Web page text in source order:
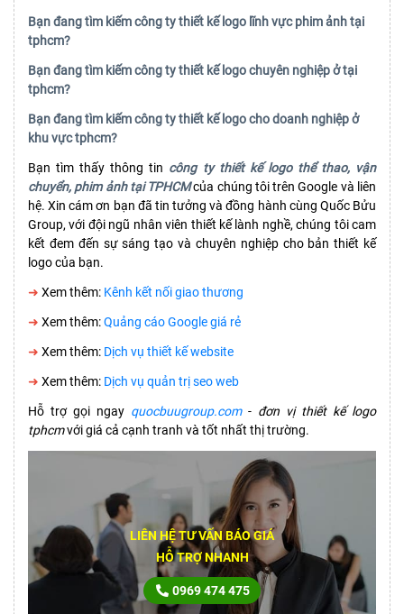
Bạn đang tìm kiếm công ty thiết kế logo lĩnh vực phim ảnh tại
tphcm?
Bạn đang tìm kiếm công ty thiết kế logo chuyên nghiệp ở tại
tphcm?
Bạn đang tìm kiếm công ty thiết kế logo cho doanh nghiệp ở
khu vực tphcm?
Bạn tìm thấy thông tin công ty thiết kế logo thể thao, vận
chuyển, phim ảnh tại TPHCMcủa chúng tôi trên Google và liên
hệ. Xin cám ơn bạn đã tin tưởng và đồng hành cùng Quốc Bửu
Group, với đội ngũ nhân viên thiết kế lành nghề, chúng tôi cam
kết đem đến sự sáng tạo và chuyên nghiệp cho bản thiết kế
logo của bạn.
➜ Xem thêm: Kênh kết nối giao thương
➜ Xem thêm:Quảng cáo Google giá rẻ
➜ Xem thêm: Dịch vụ thiết kế website
➜ Xem thêm: Dịch vụ quản trị seo web
Hỗ trợ gọi ngay quocbuugroup.com- đơn vị thiết kế logo
tphcmvới giá cả cạnh tranh và tốt nhất thị trường.
LIÊN HỆ TƯ VẤN BÁO GIÁ
HỖ TRỢ NHANH
0969 474 475